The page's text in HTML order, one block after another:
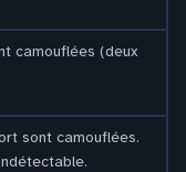
camouflées (deux
sont camouflées.